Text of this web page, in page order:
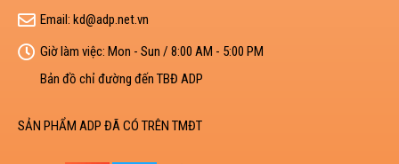
Email: kd@adp.net.vn
Giờ làm việc: Mon - Sun / 8:00 AM - 5:00 PM
Bản đồ chỉ đường đến TBĐ ADP
SẢN PHẨM ADP ĐÃ CÓ TRÊN TMĐT